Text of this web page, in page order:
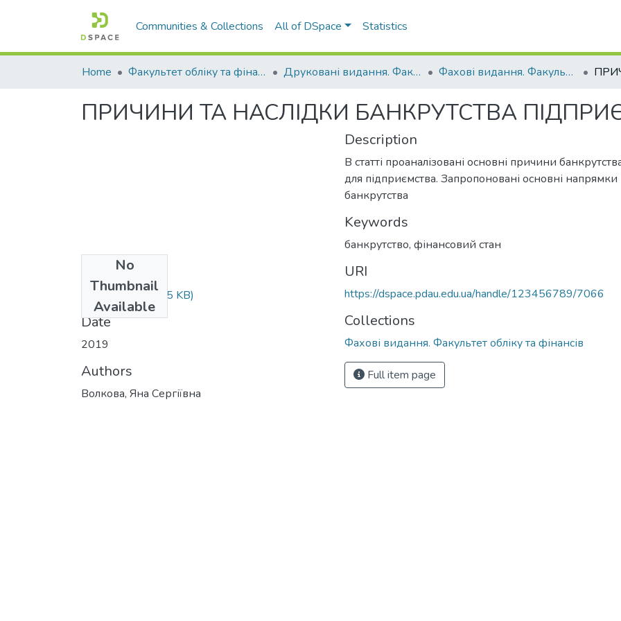
Communities & Collections All of DSpace Statistics
Home Факультет обліку та фінансів Друковані видання. Факультет обліку та фінансів Фахові видання. Факультет обліку та фінансів
ПРИЧИНИ ТА НАСЛІДКИ БАНКРУТСТВА
No
Thumbnail
Available
Волкова.doc(48.5 KB)
Date
2019
Authors
Волкова, Яна Сергіївна
Description
В статті проаналізовані основні причини
для підприємства. Запропоновані основні
банкрутства
Keywords
банкрутство, фінансовий стан
URI
https://dspace.pdau.edu.ua/handle/123456789/7066
Collections
Фахові видання. Факультет обліку та фінансів
Full item page